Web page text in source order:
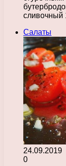
сливочный
Салаты
24.09.2019
0